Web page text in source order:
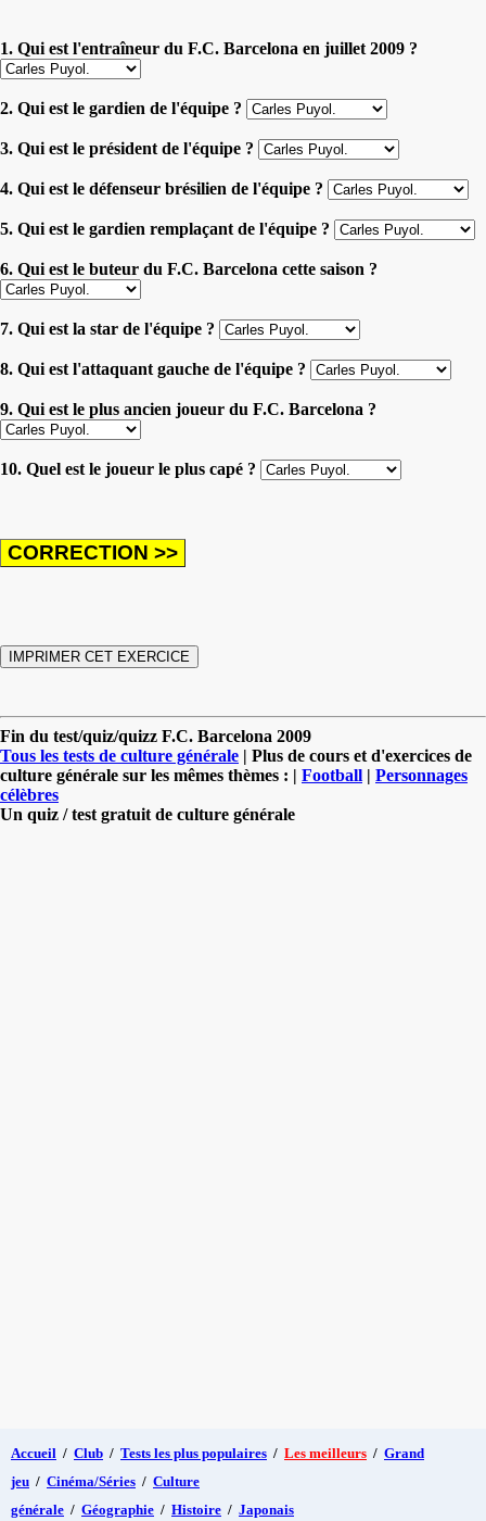
1. Qui est l'entraîneur du F.C. Barcelona en juillet 2009 ?
2. Qui est le gardien de l'équipe ?
3. Qui est le président de l'équipe ?
4. Qui est le défenseur brésilien de l'équipe ?
5. Qui est le gardien remplaçant de l'équipe ?
6. Qui est le buteur du F.C. Barcelona cette saison ?
7. Qui est la star de l'équipe ?
8. Qui est l'attaquant gauche de l'équipe ?
9. Qui est le plus ancien joueur du F.C. Barcelona ?
10. Quel est le joueur le plus capé ?
Fin du test/quiz/quizz F.C. Barcelona 2009
Tous les tests de culture générale | Plus de cours et d'exercices de
culture générale sur les mêmes thèmes : | Football | Personnages
célèbres
Un quiz / test gratuit de culture générale
Accueil / Club / Tests les plus populaires / Les meilleurs / Grand
jeu / Cinéma/Séries / Culture
générale / Géographie / Histoire / Japonais